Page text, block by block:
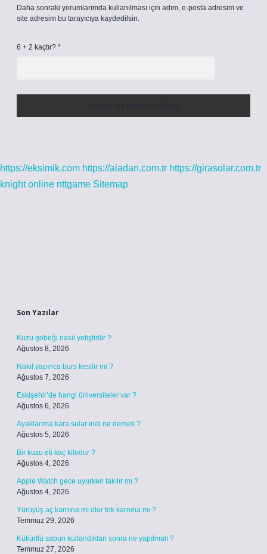
Daha sonraki yorumlarımda kullanılması için adım, e-posta adresim ve
site adresim bu tarayıcıya kaydedilsin.
6 + 2 kaçtır? *
https://eksimik.com https://aladan.com.tr https://girasolar.com.tr
knight online nttgame Sitemap
Son Yazılar
Kuzu göbeği nasıl yetiştirilir ?
Ağustos 8, 2026
Nakil yapınca burs kesilir mi ?
Ağustos 7, 2026
Eskişehir’de hangi üniversiteler var ?
Ağustos 6, 2026
Ayaklarıma kara sular indi ne demek ?
Ağustos 5, 2026
Bir kuzu eti kaç kilodur ?
Ağustos 4, 2026
Apple Watch gece uyurken takılır mı ?
Ağustos 4, 2026
Yürüyüş aç karnına mı olur tok karnına mı ?
Temmuz 29, 2026
Kükürtlü sabun kullandıktan sonra ne yapılmalı ?
Temmuz 27, 2026